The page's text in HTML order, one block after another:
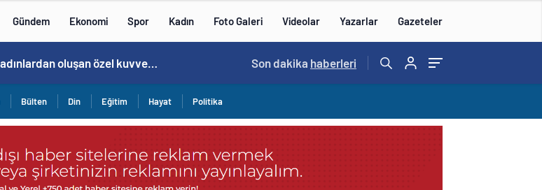
Gündem Ekonomi Spor Kadın Foto Galeri Videolar Yazarlar Gazeteler
Norweç silahlı kuvvetleri kadınlardan oluşan özel kuvvetler eğitimlerini başlattı. 15:20 /
Son dakika haberleri
Bülten Din Eğitim Hayat Politika